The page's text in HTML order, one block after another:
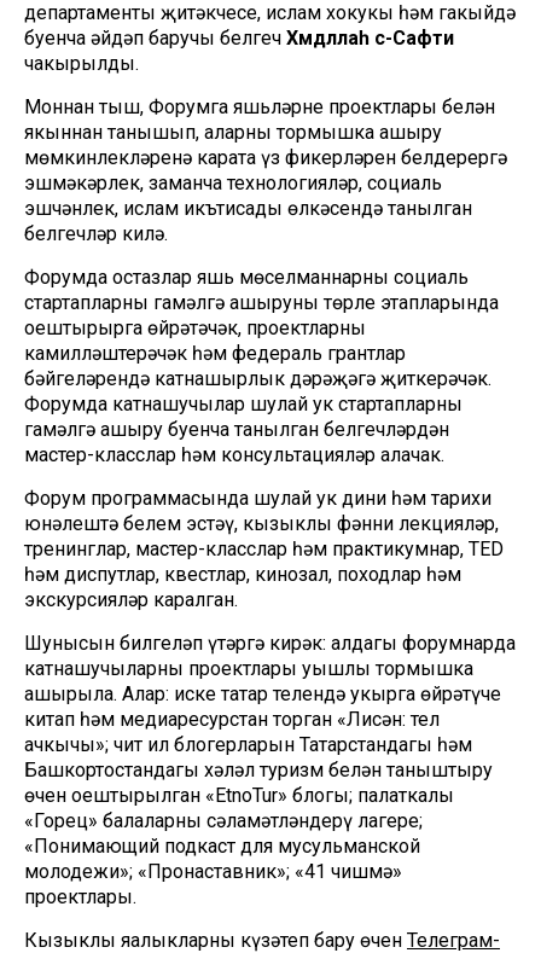
департаменты җитәкчесе, ислам хокукы һәм гакыйдә
буенча әйдәп баручы белгеч Хәмдәллаһ әс-Сафти
чакырылды.
Моннан тыш, Форумга яшьләрнең проектлары белән
якыннан танышып, аларны тормышка ашыру
мөмкинлекләренә карата үз фикерләрен белдерергә
эшмәкәрлек, заманча технологияләр, социаль
эшчәнлек, ислам икътисады өлкәсендә танылган
белгечләр килә.
Форумда остазлар яшь мөселманнарны социаль
стартапларны гамәлгә ашыруның төрле этапларында
оештырырга өйрәтәчәк, проектларны
камилләштерәчәк һәм федераль грантлар
бәйгеләрендә катнашырлык дәрәҗәгә җиткерәчәк.
Форумда катнашучылар шулай ук стартапларны
гамәлгә ашыру буенча танылган белгечләрдән
мастер-класслар һәм консультацияләр алачак.
Форум программасында шулай ук дини һәм тарихи
юнәлештә белем эстәү, кызыклы фәнни лекцияләр,
тренинглар, мастер-класслар һәм практикумнар, TED
һәм диспутлар, квестлар, кинозал, походлар һәм
экскурсияләр каралган.
Шунысын билгеләп үтәргә кирәк: алдагы форумнарда
катнашучыларның проектлары уңышлы тормышка
ашырыла. Алар: иске татар телендә укырга өйрәтүче
китап һәм медиаресурстан торган «Лисән: тел
ачкычы»; чит ил блогерларын Татарстандагы һәм
Башкортостандагы хәләл туризм белән таныштыру
өчен оештырылган «EtnoTur» блогы; палаткалы
«Горец» балаларны сәламәтләндерү лагере;
«Понимающий подкаст для мусульманской
молодежи»; «Пронаставник»; «41 чишмә»
проектлары.
Кызыклы яңалыкларны күзәтеп бару өчен Телеграм-